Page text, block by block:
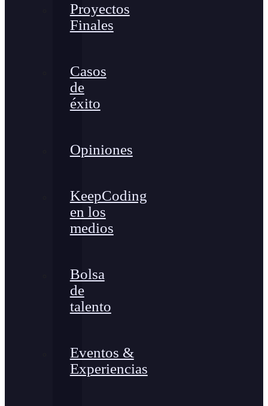
Proyectos
Finales
Casos
de
éxito
Opiniones
KeepCoding
en los
medios
Bolsa
de
talento
Eventos &
Experiencias